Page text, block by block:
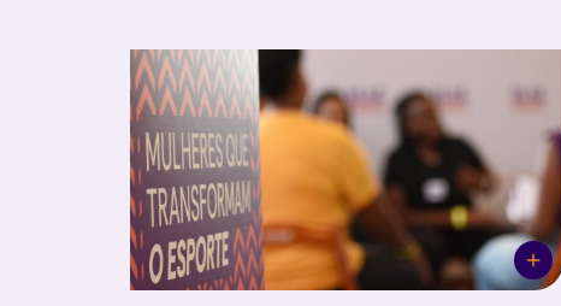
fluxo de caixa, conciliações bancárias, prestação de
contas de projetos e elaboração de relatórios financeiros,
garantindo a conformidade com as políticas internas, a
legislação vigente e as exigências de financiadores e
parceiros. Vaga exclusiva para mulheres, cis e trans. A
Empodera incentiva fortemente...